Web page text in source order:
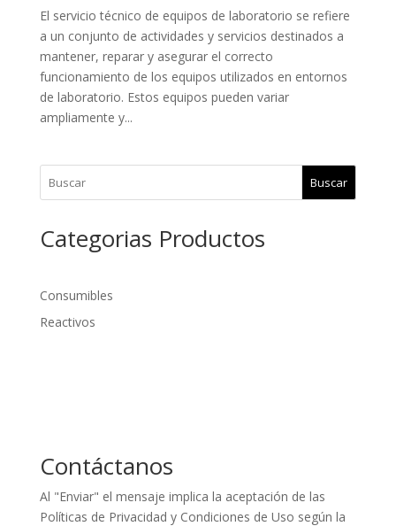
El servicio técnico de equipos de laboratorio se refiere
a un conjunto de actividades y servicios destinados a
mantener, reparar y asegurar el correcto
funcionamiento de los equipos utilizados en entornos
de laboratorio. Estos equipos pueden variar
ampliamente y...
Buscar
Categorias Productos
Consumibles
Reactivos
Contáctanos
Al "Enviar" el mensaje implica la aceptación de las
Políticas de Privacidad y Condiciones de Uso según la